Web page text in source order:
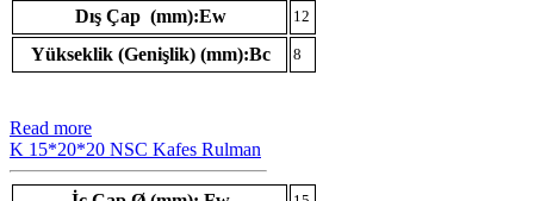
Dış Çap (mm):Ew 12
Yükseklik (Genişlik) (mm):Bc 8
Read more
K 15*20*20 NSC Kafes Rulman